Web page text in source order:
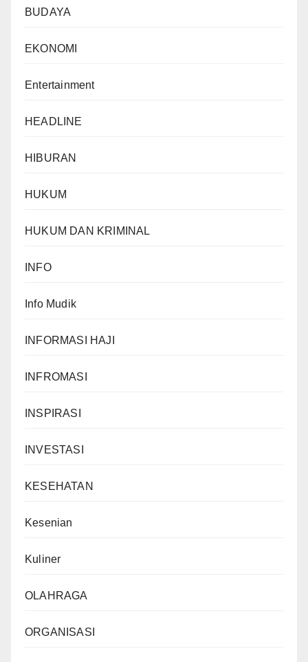
BUDAYA
EKONOMI
Entertainment
HEADLINE
HIBURAN
HUKUM
HUKUM DAN KRIMINAL
INFO
Info Mudik
INFORMASI HAJI
INFROMASI
INSPIRASI
INVESTASI
KESEHATAN
Kesenian
Kuliner
OLAHRAGA
ORGANISASI